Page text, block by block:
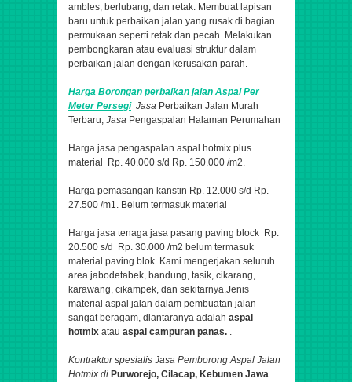
ambles, berlubang, dan retak. Membuat lapisan
baru untuk perbaikan jalan yang rusak di bagian
permukaan seperti retak dan pecah. Melakukan
pembongkaran atau evaluasi struktur dalam
perbaikan jalan dengan kerusakan parah.
Harga Borongan perbaikan jalan AspalPer
Meter Persegi Jasa Perbaikan Jalan Murah
Terbaru, Jasa Pengaspalan Halaman Perumahan
Harga jasa pengaspalan aspal hotmix plus
material Rp. 40.000 s/d Rp. 150.000 /m2.
Harga pemasangan kanstin Rp. 12.000 s/d Rp.
27.500 /m1. Belum termasuk material
Harga jasa tenaga jasa pasang paving block Rp.
20.500 s/d Rp. 30.000 /m2 belum termasuk
material paving blok. Kami mengerjakan seluruh
area jabodetabek, bandung, tasik, cikarang,
karawang, cikampek, dan sekitarnya.Jenis
material aspal jalan dalam pembuatan jalan
sangat beragam, diantaranya adalah aspal
hotmix atau aspal campuran panas. .
Kontraktor spesialis Jasa Pemborong Aspal Jalan
Hotmix di Purworejo, Cilacap, Kebumen Jawa